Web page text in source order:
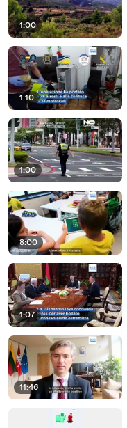
1:00
1:10
1:00
8:00
1:07
11:46